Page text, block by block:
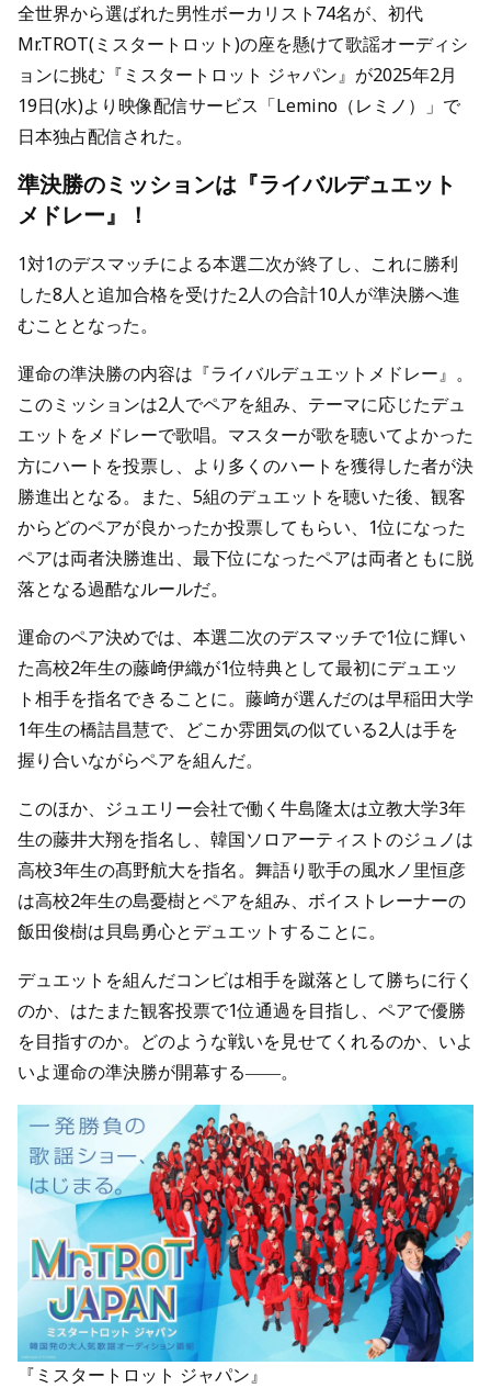
全世界から選ばれた男性ボーカリスト74名が、初代
Mr.TROT(ミスタートロット)の座を懸けて歌謡オーディシ
ョンに挑む『ミスタートロット ジャパン』が2025年2月
19日(水)より映像配信サービス「Lemino（レミノ）」で
日本独占配信された。
準決勝のミッションは『ライバルデュエット
メドレー』！
1対1のデスマッチによる本選二次が終了し、これに勝利
した8人と追加合格を受けた2人の合計10人が準決勝へ進
むこととなった。
運命の準決勝の内容は『ライバルデュエットメドレー』。
このミッションは2人でペアを組み、テーマに応じたデュ
エットをメドレーで歌唱。マスターが歌を聴いてよかった
方にハートを投票し、より多くのハートを獲得した者が決
勝進出となる。また、5組のデュエットを聴いた後、観客
からどのペアが良かったか投票してもらい、1位になった
ペアは両者決勝進出、最下位になったペアは両者ともに脱
落となる過酷なルールだ。
運命のペア決めでは、本選二次のデスマッチで1位に輝い
た高校2年生の藤﨑伊織が1位特典として最初にデュエッ
ト相手を指名できることに。藤﨑が選んだのは早稲田大学
1年生の橋詰昌慧で、どこか雰囲気の似ている2人は手を
握り合いながらペアを組んだ。
このほか、ジュエリー会社で働く牛島隆太は立教大学3年
生の藤井大翔を指名し、韓国ソロアーティストのジュノは
高校3年生の髙野航大を指名。舞語り歌手の風水ノ里恒彦
は高校2年生の島憂樹とペアを組み、ボイストレーナーの
飯田俊樹は貝島勇心とデュエットすることに。
デュエットを組んだコンビは相手を蹴落として勝ちに行く
のか、はたまた観客投票で1位通過を目指し、ペアで優勝
を目指すのか。どのような戦いを見せてくれるのか、いよ
いよ運命の準決勝が開幕する――。
『ミスタートロット ジャパン』